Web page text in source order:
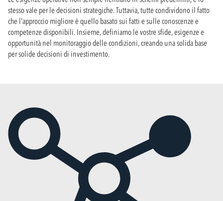
stesso vale per le decisioni strategiche. Tuttavia, tutte condividono il fatto
che l'approccio migliore è quello basato sui fatti e sulle conoscenze e
competenze disponibili. Insieme, definiamo le vostre sfide, esigenze e
opportunità nel monitoraggio delle condizioni, creando una solida base
per solide decisioni di investimento.